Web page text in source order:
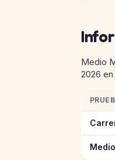
Medio
2026 en